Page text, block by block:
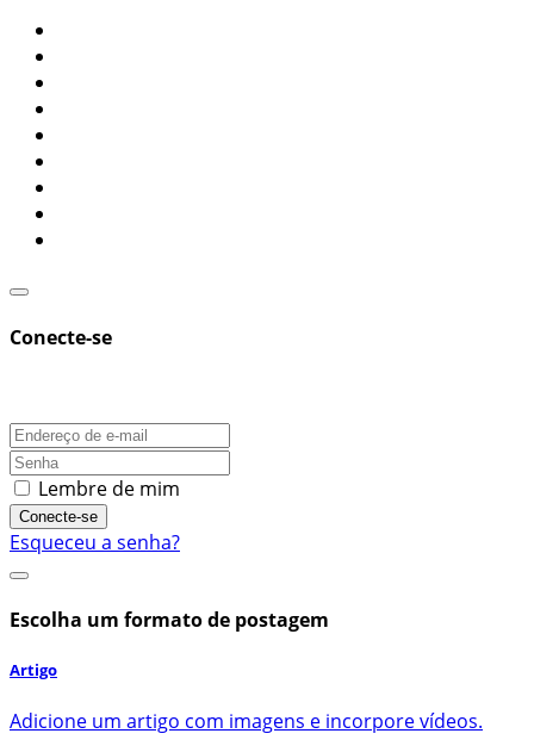
Conecte-se
Lembre de mim
Conecte-se
Esqueceu a senha?
Escolha um formato de postagem
Artigo
Adicione um artigo com imagens e incorpore vídeos.